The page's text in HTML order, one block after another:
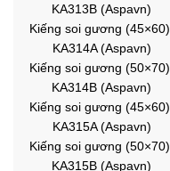
KA313B (Aspavn)
Kiếng soi gương (45×60),
KA314A (Aspavn)
Kiếng soi gương (50×70),
KA314B (Aspavn)
Kiếng soi gương (45×60),
KA315A (Aspavn)
Kiếng soi gương (50×70),
KA315B (Aspavn)